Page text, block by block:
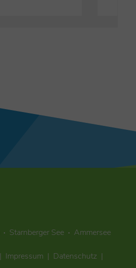
Starnberger See Ammersee
Impressum
Datenschutz